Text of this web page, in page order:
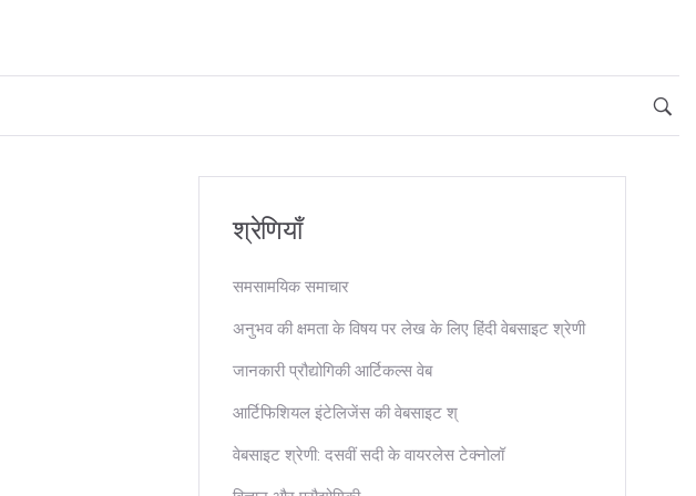
श्रेणियाँ
समसामयिक समाचार
अनुभव की क्षमता के विषय पर लेख के लिए हिंदी वेबसाइट श्रेणी
जानकारी प्रौद्योगिकी आर्टिकल्स वेब
आर्टिफिशियल इंटेलिजेंस की वेबसाइट श्
वेबसाइट श्रेणी: दसवीं सदी के वायरलेस टेक्नोलॉ